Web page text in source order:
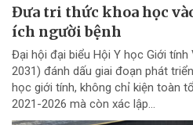
Đưa tri thức khoa học
ích người bệnh
Đại hội đại biểu Hội Y học Giới
2031) đánh dấu giai đoạn phát
học giới tính, không chỉ kiện toàn
2021-2026 mà còn xác lập...